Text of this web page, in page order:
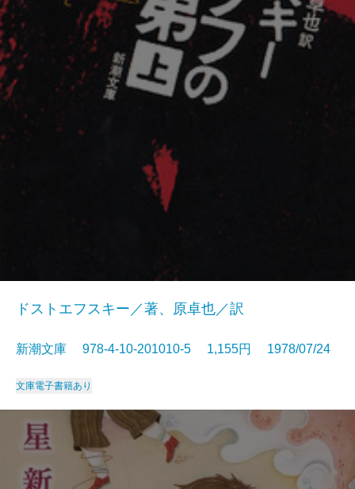
ドストエフスキー／著、原卓也／訳
新潮文庫 978-4-10-201010-5 1,155円 1978/07/24
文庫電子書籍あり